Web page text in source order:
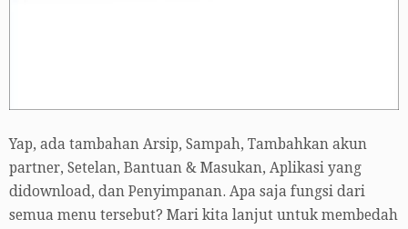
Yap, ada tambahan Arsip, Sampah, Tambahkan akun
partner, Setelan, Bantuan & Masukan, Aplikasi yang
didownload, dan Penyimpanan. Apa saja fungsi dari
semua menu tersebut? Mari kita lanjut untuk membedah